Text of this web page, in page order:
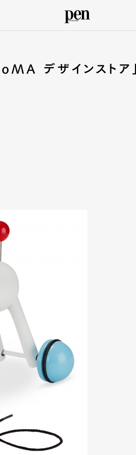
デザインストア